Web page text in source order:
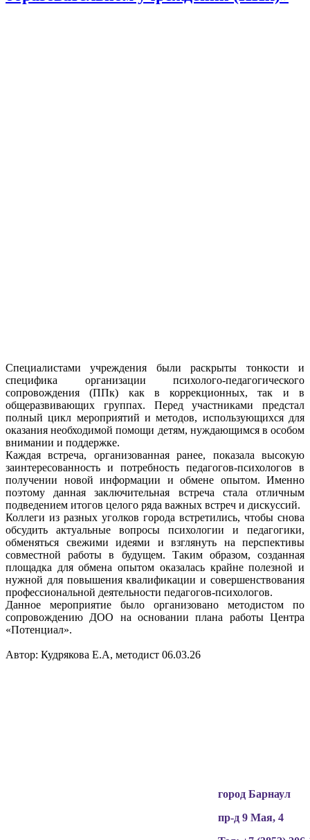
Специалистами учреждения были раскрыты тонкости и
специфика организации психолого-педагогического
сопровождения (ППк) как в коррекционных, так и в
общеразвивающих группах. Перед участниками предстал
полный цикл мероприятий и методов, использующихся для
оказания необходимой помощи детям, нуждающимся в особом
внимании и поддержке.
Каждая встреча, организованная ранее, показала высокую
заинтересованность и потребность педагогов-психологов в
получении новой информации и обмене опытом. Именно
поэтому данная заключительная встреча стала отличным
подведением итогов целого ряда важных встреч и дискуссий.
Коллеги из разных уголков города встретились, чтобы снова
обсудить актуальные вопросы психологии и педагогики,
обменяться свежими идеями и взглянуть на перспективы
совместной работы в будущем. Таким образом, созданная
площадка для обмена опытом оказалась крайне полезной и
нужной для повышения квалификации и совершенствования
профессиональной деятельности педагогов-психологов.
Данное мероприятие было организовано методистом по
сопровождению ДОО на основании плана работы Центра
«Потенциал».
Автор: Кудрякова Е.А, методист 06.03.26
город Барнаул
пр-д 9 Мая, 4